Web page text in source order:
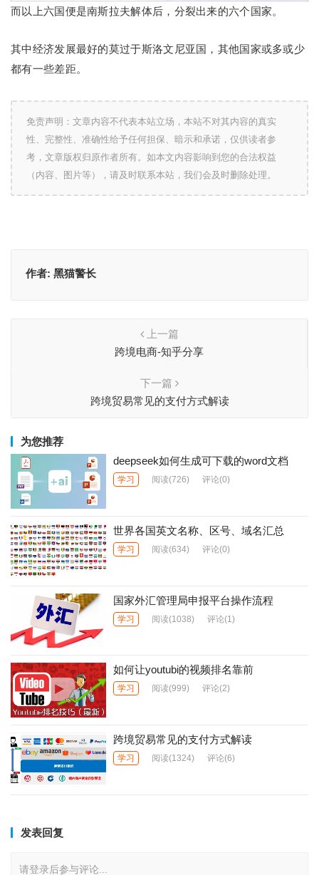
而以上六国便是南斯拉夫解体后，分裂出来的六个国家。
其中经济发展最好的莫过于斯洛文尼亚国，其他国家或多或少
都有一些差距。
免责声明：文章内容不代表本站立场，本站不对其内容的真实
性、完整性、准确性给予任何担保、暗示和承诺，仅供读者参
考，文章版权归原作者所有。如本文内容影响到您的合法权益
（内容、图片等），请及时联系本站，我们会及时删除处理。
作者: 黑猫警长
上一篇
跨境电商-知乎分享
下一篇
跨境贸易常见的支付方式解读
为您推荐
deepseek如何生成可下载的word文档
学习 阅读(726) 评论(0)
世界各国英文名称、区号、域名汇总
学习 阅读(634) 评论(0)
国家外汇管理局申报平台操作流程
学习 阅读(1038) 评论(1)
如何让youtubi的视频排名靠前
学习 阅读(999) 评论(2)
跨境贸易常见的支付方式解读
学习 阅读(1324) 评论(6)
发表回复
请登录后参与评论...